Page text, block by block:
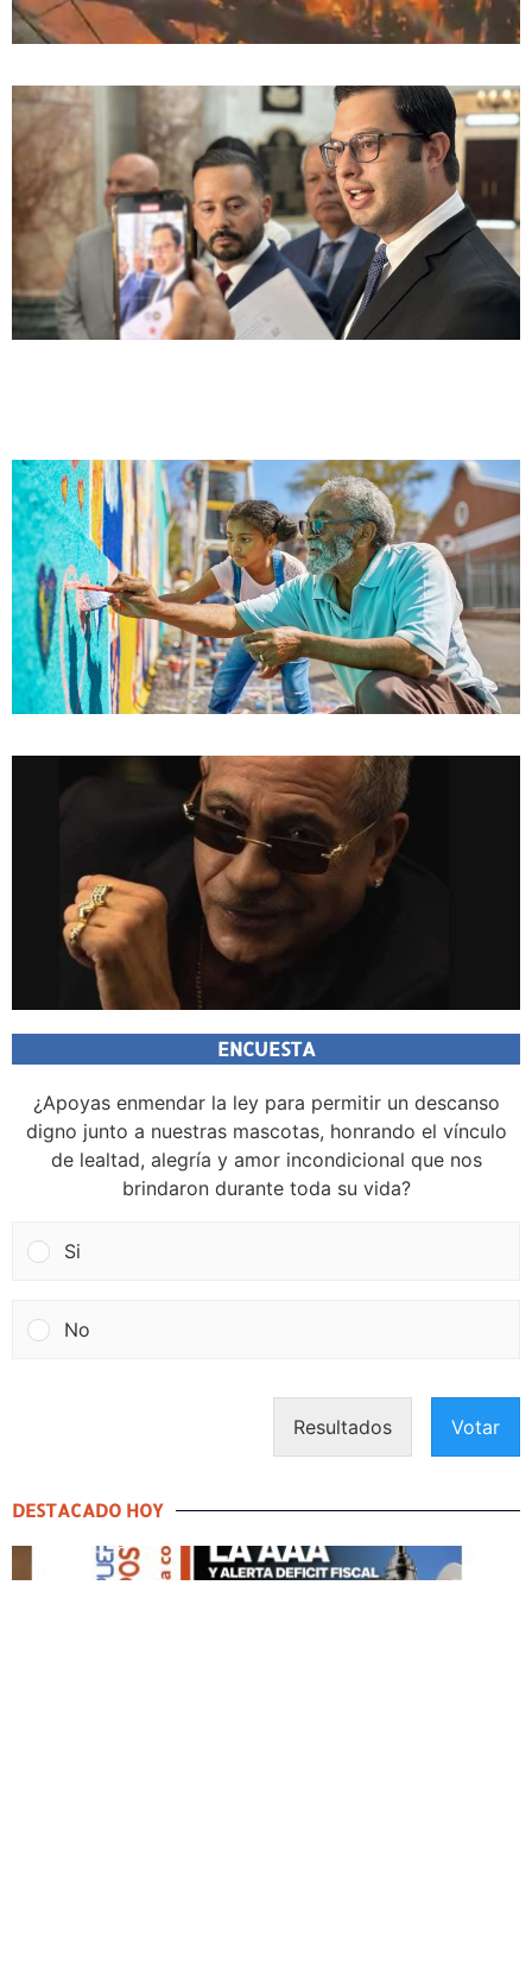
ENCUESTA
¿Apoyas enmendar la ley para permitir un descanso
digno junto a nuestras mascotas, honrando el vínculo
de lealtad, alegría y amor incondicional que nos
brindaron durante toda su vida?
Si
No
Resultados Votar
DESTACADO HOY